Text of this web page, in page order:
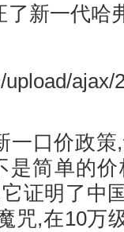
新一代哈
口价政策,
是简单的
证明了中
咒,在10万